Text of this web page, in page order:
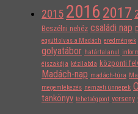
2015 2016 2017
Beszélni nehéz családi nap
együtt olvas a Madách eredmények
golyatábor határtalanul
éjszakája kézilabda központi
Madách-nap madách-túra
megemlékezés nemzeti ünnepek
tankönyv tehetségpont verseny